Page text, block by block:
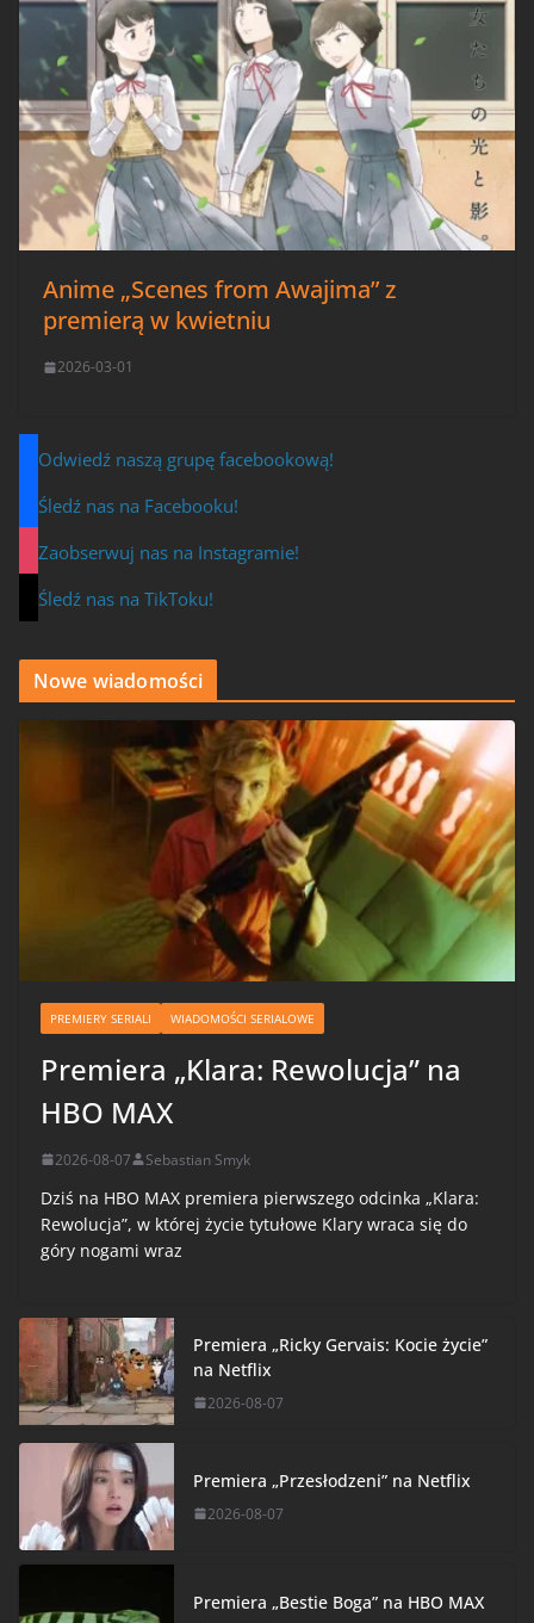
Anime „Scenes from Awajima” z
premierą w kwietniu
2026-03-01
Odwiedź naszą grupę facebookową!
Śledź nas na Facebooku!
Zaobserwuj nas na Instagramie!
Śledź nas na TikToku!
Nowe wiadomości
PREMIERY SERIALI WIADOMOŚCI SERIALOWE
Premiera „Klara: Rewolucja” na
HBO MAX
2026-08-07 Sebastian Smyk
Dziś na HBO MAX premiera pierwszego odcinka „Klara:
Rewolucja”, w której życie tytułowe Klary wraca się do
góry nogami wraz
Premiera „Ricky Gervais: Kocie życie”
na Netflix
2026-08-07
Premiera „Przesłodzeni” na Netflix
2026-08-07
Premiera „Bestie Boga” na HBO MAX